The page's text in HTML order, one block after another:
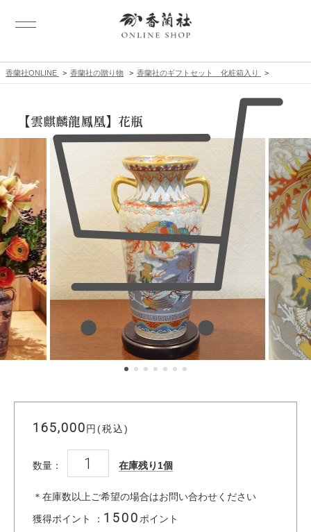
香蘭社ONLINE 香蘭社の贈り物 香蘭社のギフトセット 化粧箱入り
【雲麒麟龍鳳凰】花瓶
165,000円(税込)
数量： 在庫残り1個
＊在庫数以上ご希望の場合はお問い合わせください
獲得ポイント ： 1500 ポイント